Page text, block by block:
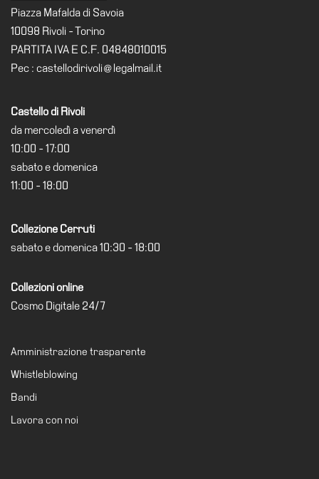
Chi
siamo
Media
tuo
evento
trasparente
Sostieni
EN
Piazza Mafalda di Savoia
10098 Rivoli - Torino
PARTITA IVA E C.F. 04848010015
Pec : castellodirivoli@legalmail.it
Castello di Rivoli
da mercoledì a venerdì
10:00 - 17:00
sabato e domenica
11:00 - 18:00
Collezione Cerruti
sabato e domenica 10:30 - 18:00
Collezioni online
Cosmo Digitale 24/7
Amministrazione trasparente
Whistleblowing
Bandi
Lavora con noi